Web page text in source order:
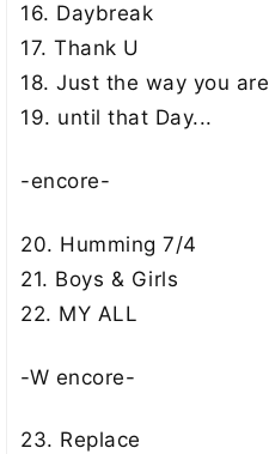
16. Daybreak
17. Thank U
18. Just the way you are
19. until that Day...
-encore-
20. Humming 7/4
21. Boys & Girls
22. MY ALL
-W encore-
23. Replace